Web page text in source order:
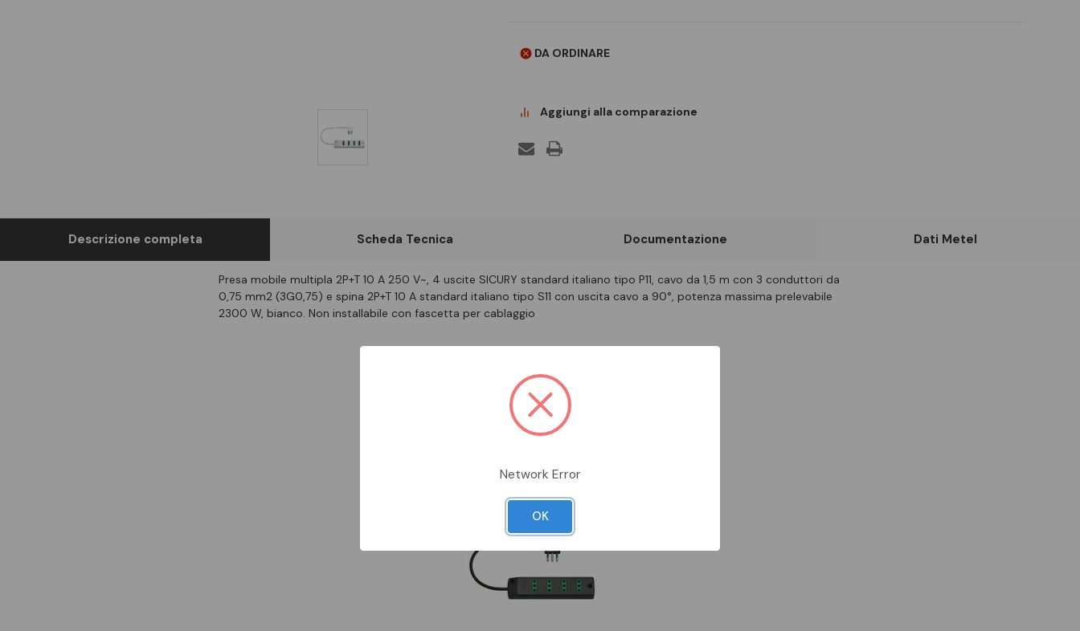
DA ORDINARE
Aggiungi alla comparazione
Descrizione completa Scheda Tecnica Documentazione Dati Metel
Presa mobile multipla 2P+T 10 A 250 V~, 4 uscite SICURY standard italiano tipo P11, cavo da 1,5 m con 3 conduttori da
0,75 mm2 (3G0,75) e spina 2P+T 10 A standard italiano tipo S11 con uscita cavo a 90°, potenza massima prelevabile
2300 W, bianco. Non installabile con fascetta per cablaggio
Prodotti Da Abbinare
Network Error
OK